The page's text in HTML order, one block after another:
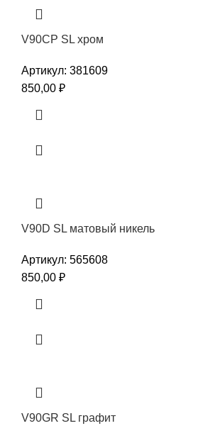
V90CP SL хром
Артикул: 381609
850,00 ₽
V90D SL матовый никель
Артикул: 565608
850,00 ₽
V90GR SL графит